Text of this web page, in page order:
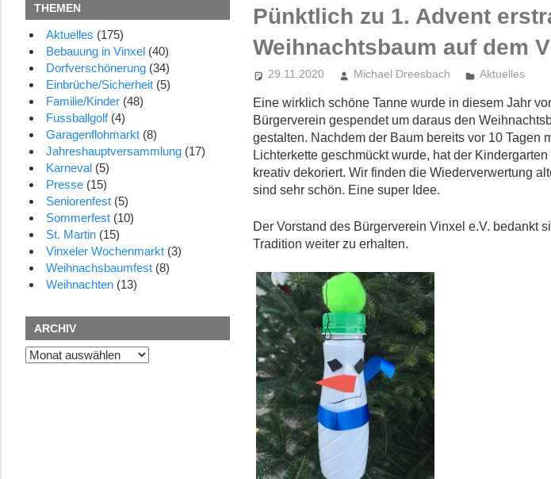
Pünktlich zu 1. Advent
Weihnachtsbaum auf dem
29.11.2020 Michael Dreesbach Aktuelles
Eine wirklich schöne Tanne wurde in diesem Jahr
Bürgerverein gespendet um daraus den
gestalten. Nachdem der Baum bereits vor 10 Tagen
Lichterkette geschmückt wurde, hat der
kreativ dekoriert. Wir finden die Wiederverwertung
sind sehr schön. Eine super Idee.
Der Vorstand des Bürgerverein Vinxel e.V. bedankt
Tradition weiter zu erhalten.
THEMEN
Aktuelles (175)
Bebauung in Vinxel(40)
Dorfverschönerung(34)
Einbrüche/Sicherheit(5)
Familie/Kinder(48)
Fussballgolf(4)
Garagenflohmarkt(8)
Jahreshauptversammlung(17)
Karneval(5)
Presse(15)
Seniorenfest(5)
Sommerfest(10)
St. Martin(15)
Vinxeler Wochenmarkt(3)
Weihnachsbaumfest(8)
Weihnachten(13)
ARCHIV
Archiv